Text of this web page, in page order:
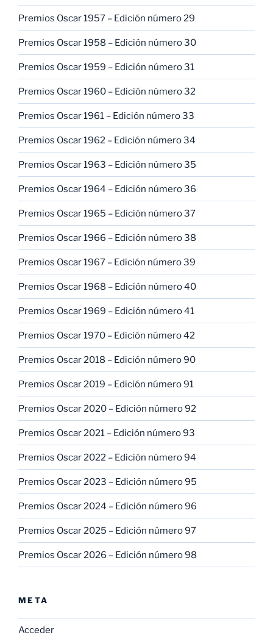
Premios Oscar 1957 – Edición número 29
Premios Oscar 1958 – Edición número 30
Premios Oscar 1959 – Edición número 31
Premios Oscar 1960 – Edición número 32
Premios Oscar 1961 – Edición número 33
Premios Oscar 1962 – Edición número 34
Premios Oscar 1963 – Edición número 35
Premios Oscar 1964 – Edición número 36
Premios Oscar 1965 – Edición número 37
Premios Oscar 1966 – Edición número 38
Premios Oscar 1967 – Edición número 39
Premios Oscar 1968 – Edición número 40
Premios Oscar 1969 – Edición número 41
Premios Oscar 1970 – Edición número 42
Premios Oscar 2018 – Edición número 90
Premios Oscar 2019 – Edición número 91
Premios Oscar 2020 – Edición número 92
Premios Oscar 2021 – Edición número 93
Premios Oscar 2022 – Edición número 94
Premios Oscar 2023 – Edición número 95
Premios Oscar 2024 – Edición número 96
Premios Oscar 2025 – Edición número 97
Premios Oscar 2026 – Edición número 98
META
Acceder